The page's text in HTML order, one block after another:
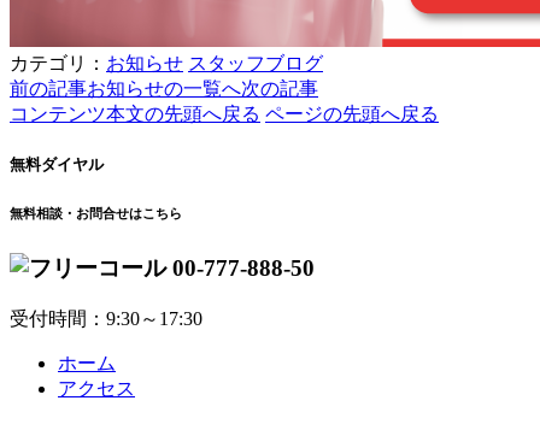
カテゴリ： お知らせ スタッフブログ
前の記事お知らせの一覧へ次の記事
コンテンツ本文の先頭へ戻る ページの先頭へ戻る
無料ダイヤル
無料相談・お問合せはこちら
00-777-888-50
受付時間：9:30～17:30
ホーム
アクセス